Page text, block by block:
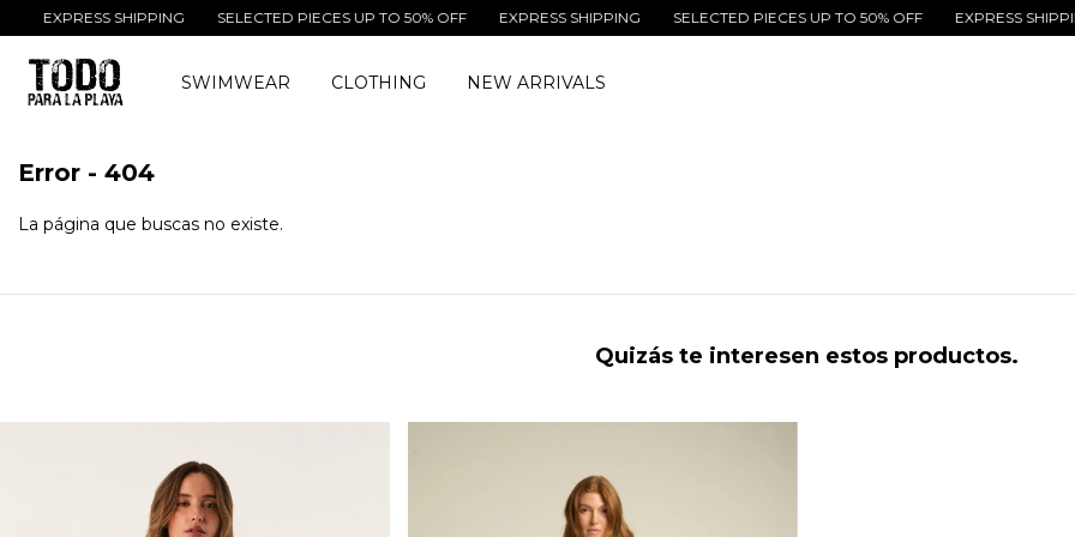
EXPRESS SHIPPING SELECTED PIECES UP TO 50% OFF EXPRESS SHIPPING SELECTED PIECES UP TO 50% OFF EXPRESS SHIPPING
SWIMWEAR CLOTHING NEW ARRIVALS
Error - 404
La página que buscas no existe.
Quizás te interesen estos productos.